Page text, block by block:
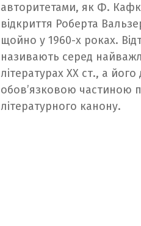
авторитетами, як Ф.
відкриття Роберта
щойно у 1960-х роках.
називають серед
літературах ХХ ст., а
обов’язковою частиною
літературного канону.